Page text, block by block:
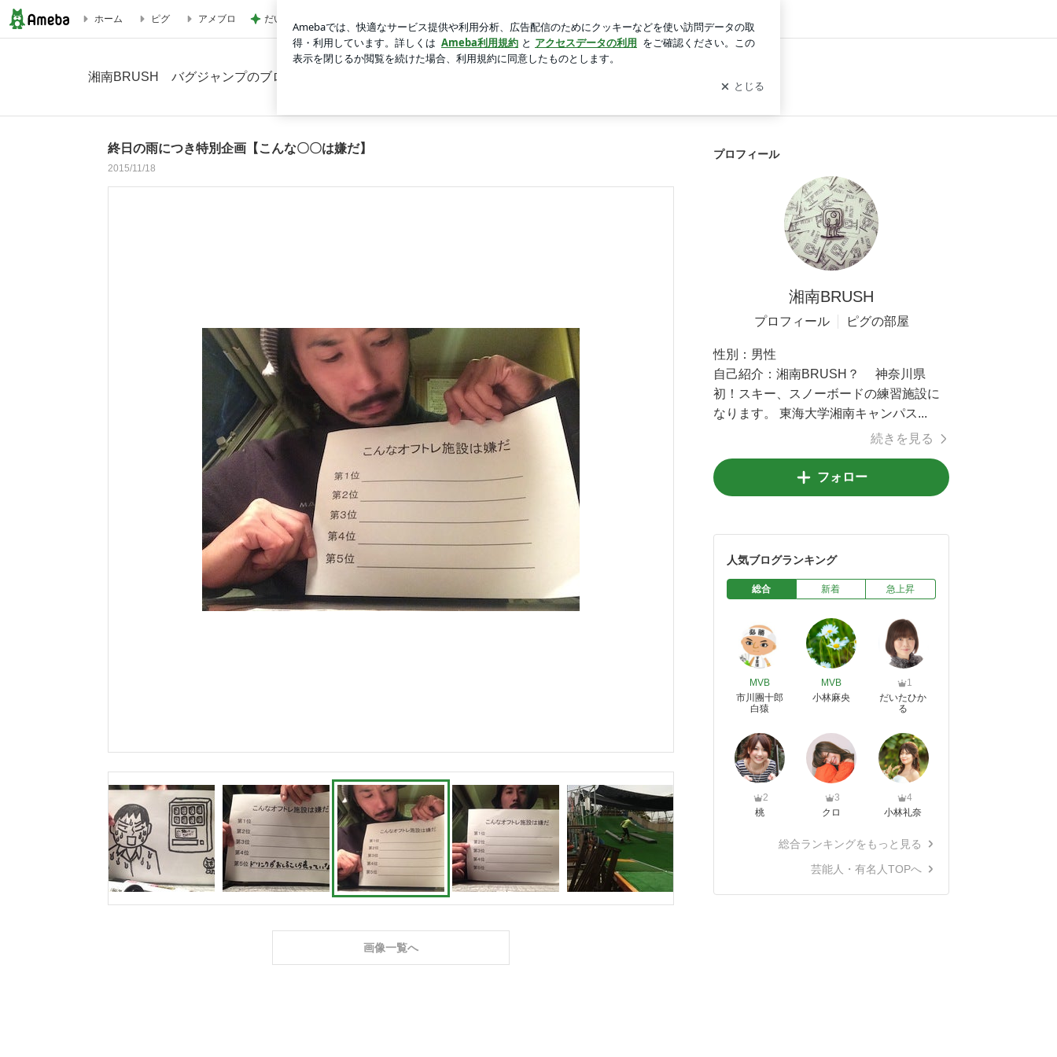
終日の雨につき特別企画【こんな〇〇は嫌だ】の画像 14枚中13枚目
ホーム ピグ アメブロ だいたの夫 親しみを感じるアフロ仏
湘南BRUSH バグジャンプのブログ
終日の雨につき特別企画【こんな〇〇は嫌だ】
2015/11/18
画像一覧へ
プロフィール
湘南BRUSH
プロフィール ピグの部屋
性別： 男性
自己紹介： 湘南BRUSH？ 神奈川県
初！スキー、スノーボードの練習施設に
なります。 東海大学湘南キャンパス...
続きを見る
フォロー
人気ブログランキング
総合 新着 急上昇
MVB
市川團十郎
白猿
MVB
小林麻央
1
だいたひか
る
2
桃
3
クロ
4
小林礼奈
総合ランキングをもっと見る
芸能人・有名人TOPへ